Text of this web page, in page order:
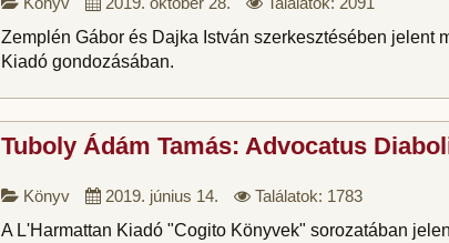
Zemplén Gábor és Dajka István szerkesztésében jelent
Kiadó gondozásában.
Tuboly Ádám Tamás: Advocatus
Könyv 2019. június 14.
Találatok: 1783
A L'Harmattan Kiadó "Cogito Könyvek" sorozatában